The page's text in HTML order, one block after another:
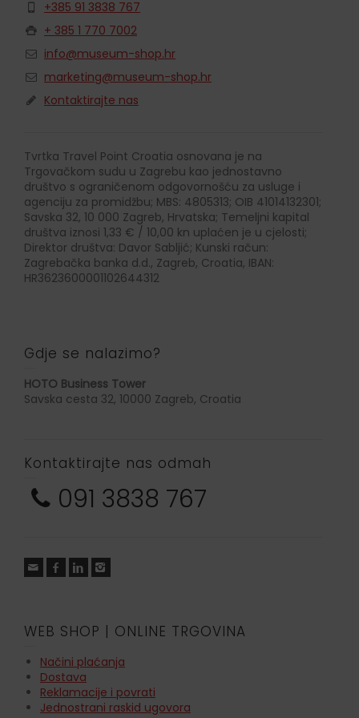
+385 91 3838 767
+ 385 1 770 7002
info@museum-shop.hr
marketing@museum-shop.hr
Kontaktirajte nas
Tvrtka Travel Point Croatia osnovana je na
Trgovačkom sudu u Zagrebu kao jednostavno
društvo s ograničenom odgovornošću za usluge i
agenciju za promidžbu; MBS: 4805313; OIB 41014132301;
Savska 32, 10 000 Zagreb, Hrvatska; Temeljni kapital
društva iznosi 1,33 € / 10,00 kn uplaćen je u cjelosti;
Direktor društva: Davor Sabljić; Kunski račun:
Zagrebačka banka d.d., Zagreb, Croatia, IBAN:
HR3623600001102644312
Gdje se nalazimo?
HOTO Business Tower
Savska cesta 32, 10000 Zagreb, Croatia
Kontaktirajte nas odmah
091 3838 767
WEB SHOP | ONLINE TRGOVINA
Načini plaćanja
Dostava
Reklamacije i povrati
Jednostrani raskid ugovora